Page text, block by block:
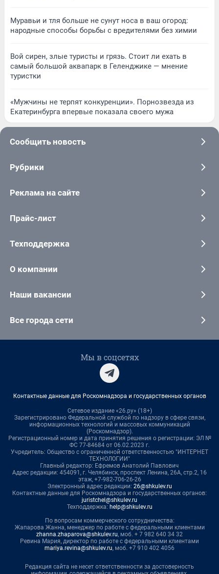
Муравьи и тля больше не сунут носа в ваш огород:
народные способы борьбы с вредителями без химии
Вой сирен, злые туристы и грязь. Стоит ли ехать в
самый большой аквапарк в Геленджике — мнение
туристки
«Мужчины не терпят конкуренции». Порнозвезда из
Екатеринбурга впервые показала своего мужа
Сообщить новость
Рубрики
Реклама на сайте
Прайс-лист
Техподдержка
О компании
Наши вакансии
Все города сети
Мы в соцсетях
Контактные данные для Роскомнадзора и государственных органов
Сетевое издание «26.ру» (18+)
Зарегистрировано Федеральной службой по надзору в сфере связи,
информационных технологий и массовых коммуникаций
(Роскомнадзор).
Регистрационный номер и дата принятия решения о регистрации: ЭЛ №
ФС 77-84684 от 06.02.2023 г.
Учредитель: Общество с ограниченной ответственностью "ИНТЕРНЕТ
ТЕХНОЛОГИИ"
Главный редактор: Ефремов Анатолий Павлович
Адрес редакции: 454091, г. Челябинск, проспект Ленина, 26А, стр.2, 16
этаж, +7-982-706-26-26
Электронный адрес редакции: 26@shkulev.ru
Контактные данные для Роскомнадзора и государственных органов:
juristchel@shkulev.ru
Техподдержка: help@shkulev.ru
По вопросам коммерческого сотрудничества:
Жапарова Жанна, менеджер по работе с федеральными клиентами
zhanna.zhaparova@shkulev.ru, моб. + 7 982 640 34 32
Ревина Мария, директор по работе с федеральными клиентами
mariya.revina@shkulev.ru, моб. +7 910 402 4056
Редакция сайта не несет ответственности за достоверность